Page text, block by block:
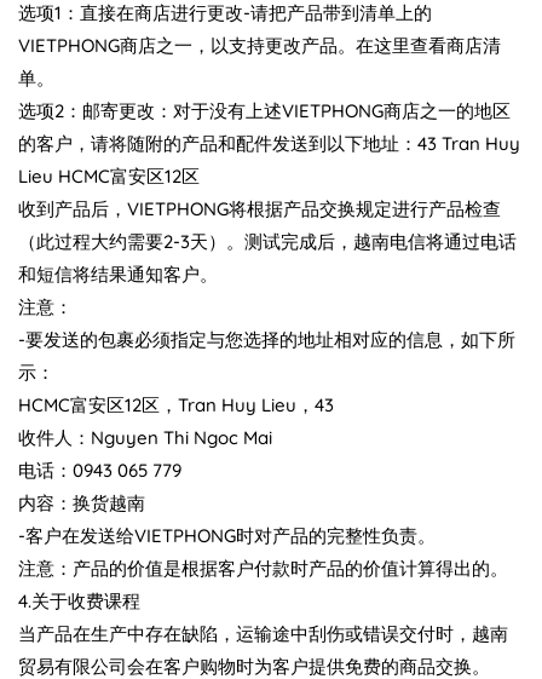
选项1：直接在商店进行更改-请把产品带到清单上的
VIETPHONG商店之一，以支持更改产品。在这里查看商店清
单。
选项2：邮寄更改：对于没有上述VIETPHONG商店之一的地区
的客户，请将随附的产品和配件发送到以下地址：43 Tran Huy
Lieu HCMC富安区12区
收到产品后，VIETPHONG将根据产品交换规定进行产品检查
（此过程大约需要2-3天）。测试完成后，越南电信将通过电话
和短信将结果通知客户。
注意：
-要发送的包裹必须指定与您选择的地址相对应的信息，如下所
示：
HCMC富安区12区，Tran Huy Lieu，43
收件人：Nguyen Thi Ngoc Mai
电话：0943 065 779
内容：换货越南
-客户在发送给VIETPHONG时对产品的完整性负责。
注意：产品的价值是根据客户付款时产品的价值计算得出的。
4.关于收费课程
当产品在生产中存在缺陷，运输途中刮伤或错误交付时，越南
贸易有限公司会在客户购物时为客户提供免费的商品交换。